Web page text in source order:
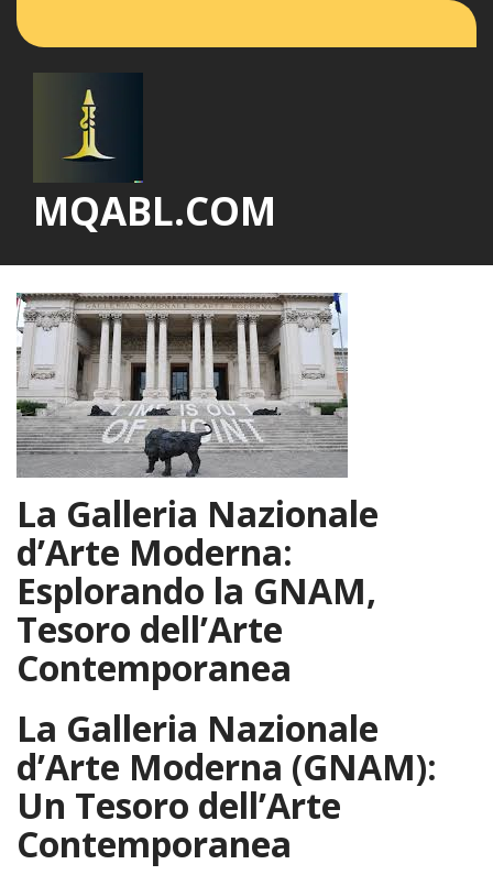
MQABL.COM
La Galleria Nazionale
d’Arte Moderna:
Esplorando la GNAM,
Tesoro dell’Arte
Contemporanea
La Galleria Nazionale
d’Arte Moderna (GNAM):
Un Tesoro dell’Arte
Contemporanea